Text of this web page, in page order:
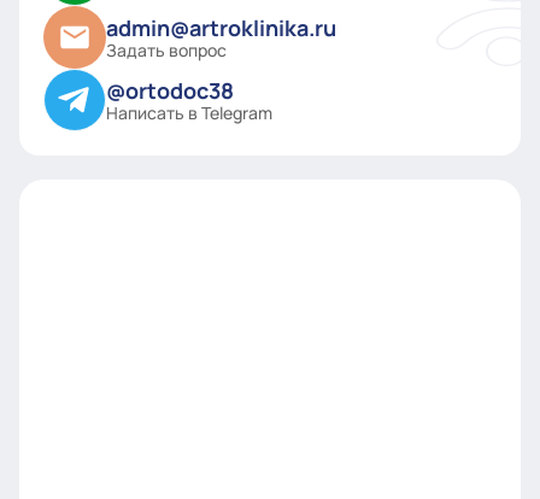
admin@artroklinika.ru
Задать вопрос
@ortodoc38
Написать в Telegram